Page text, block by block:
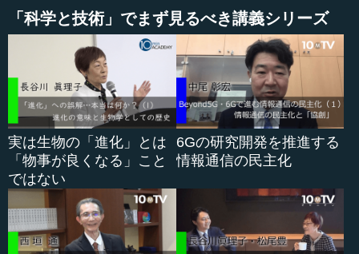
土砂災害という視点で見ると、自然現象は土石流や地す
べり、がけ崩れなど、土砂の移動現象を示します。すなわ
ち、土石流が流れていって人間社会に被害を与えることが
土砂災害なのです。
●豪雨で大きく土砂災害が広がった福岡県朝倉市
先ほどの図からいくつかのことが分かります。一つ目
に、この災害が過去のものであれば、そこからいろいろな
ことが学べます。人間社会では、どのような社会の場で災
害が起こったのか、そのときの被害状況はどのようなもの
「科学と技術」でまず見るべき講義シリーズ
実は生物の「進化」とは
「物事が良くなる」こと
ではない
6Gの研究開発を推進する
情報通信の民主化